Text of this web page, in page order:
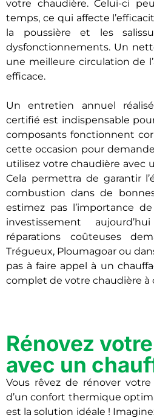
votre chaudière. Celui-ci
temps, ce qui affecte
la poussière et les
dysfonctionnements. Un
une meilleure circulation de
efficace.
Un entretien annuel
certifié est indispensable
composants fonctionnent
cette occasion pour
utilisez votre chaudière avec
Cela permettra de garantir
combustion dans de
estimez pas l’importance
investissement
réparations coûteuses
Trégueux, Ploumagoar ou
pas à faire appel à un
complet de votre chaudière à
Rénovez
avec un
Vous rêvez de rénover
d’un confort thermique
est la solution idéale !